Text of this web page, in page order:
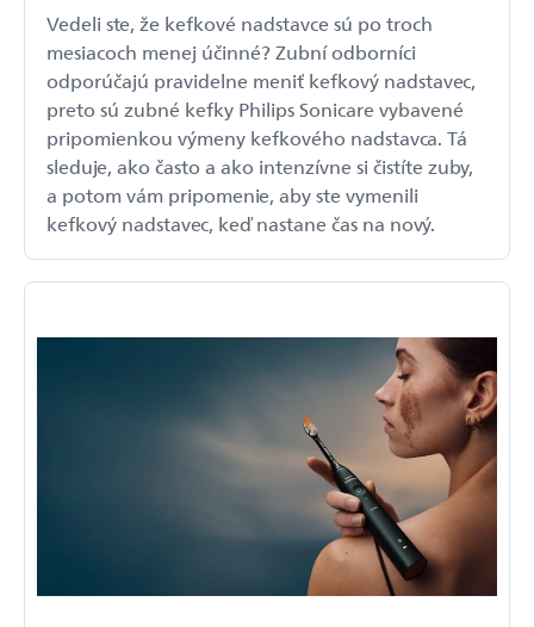
Vedeli ste, že kefkové nadstavce sú po troch
mesiacoch menej účinné? Zubní odborníci
odporúčajú pravidelne meniť kefkový nadstavec,
preto sú zubné kefky Philips Sonicare vybavené
pripomienkou výmeny kefkového nadstavca. Tá
sleduje, ako často a ako intenzívne si čistíte zuby,
a potom vám pripomenie, aby ste vymenili
kefkový nadstavec, keď nastane čas na nový.